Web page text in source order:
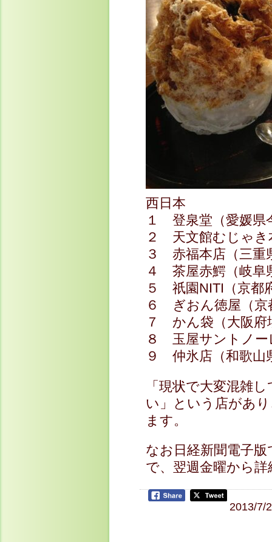
西日本
１ 登泉堂（愛媛県
２ 天文館むじゃき
３ 赤福本店（三重
４ 茶屋赤鰐（岐阜
５ 祇園NITI（京都
６ ぎおん徳屋（京
７ かん袋（大阪府
８ 玉屋サントノー
９ 仲氷店（和歌山
「現状で大変混雑
い」という店があ
ます。
なお日経新聞電子版
で、翌週金曜から
2013/7/